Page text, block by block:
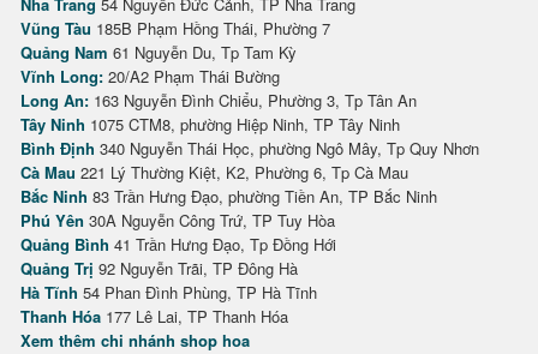
Nha Trang 54 Nguyễn Đức Cảnh, TP Nha Trang
Vũng Tàu 185B Phạm Hồng Thái, Phường 7
Quảng Nam 61 Nguyễn Du, Tp Tam Kỳ
Vĩnh Long: 20/A2 Phạm Thái Bường
Long An: 163 Nguyễn Đình Chiểu, Phường 3, Tp Tân An
Tây Ninh 1075 CTM8, phường Hiệp Ninh, TP Tây Ninh
Bình Định 340 Nguyễn Thái Học, phường Ngô Mây, Tp Quy Nhơn
Cà Mau 221 Lý Thường Kiệt, K2, Phường 6, Tp Cà Mau
Bắc Ninh 83 Trần Hưng Đạo, phường Tiền An, TP Bắc Ninh
Phú Yên 30A Nguyễn Công Trứ, TP Tuy Hòa
Quảng Bình 41 Trần Hưng Đạo, Tp Đồng Hới
Quảng Trị 92 Nguyễn Trãi, TP Đông Hà
Hà Tĩnh 54 Phan Đình Phùng, TP Hà Tĩnh
Thanh Hóa 177 Lê Lai, TP Thanh Hóa
Xem thêm chi nhánh shop hoa